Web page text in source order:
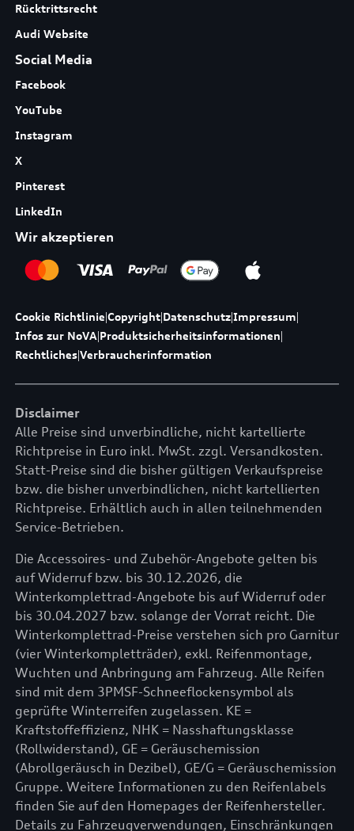
Rücktrittsrecht
Audi Website
Social Media
Facebook
YouTube
Instagram
X
Pinterest
LinkedIn
Wir akzeptieren
Cookie Richtlinie|Copyright|Datenschutz|Impressum|
Infos zur NoVA|Produktsicherheitsinformationen|
Rechtliches|Verbraucherinformation
Disclaimer
Alle Preise sind unverbindliche, nicht kartellierte
Richtpreise in Euro inkl. MwSt. zzgl. Versandkosten.
Statt-Preise sind die bisher gültigen Verkaufspreise
bzw. die bisher unverbindlichen, nicht kartellierten
Richtpreise. Erhältlich auch in allen teilnehmenden
Service-Betrieben.
Die Accessoires- und Zubehör-Angebote gelten bis
auf Widerruf bzw. bis 30.12.2026, die
Winterkomplettrad-Angebote bis auf Widerruf oder
bis 30.04.2027 bzw. solange der Vorrat reicht. Die
Winterkomplettrad-Preise verstehen sich pro Garnitur
(vier Winterkompletträder), exkl. Reifenmontage,
Wuchten und Anbringung am Fahrzeug. Alle Reifen
sind mit dem 3PMSF-Schneeflockensymbol als
geprüfte Winterreifen zugelassen. KE =
Kraftstoffeffizienz, NHK = Nasshaftungsklasse
(Rollwiderstand), GE = Geräuschemission
(Abrollgeräusch in Dezibel), GE/G = Geräuschemission
Gruppe. Weitere Informationen zu den Reifenlabels
finden Sie auf den Homepages der Reifenhersteller.
Details zu Fahrzeugverwendungen, Einschränkungen